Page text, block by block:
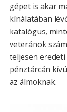
gépet is akar
kínálatában
katalógus,
veteránok
teljesen
pénztárcán
az álmoknak.